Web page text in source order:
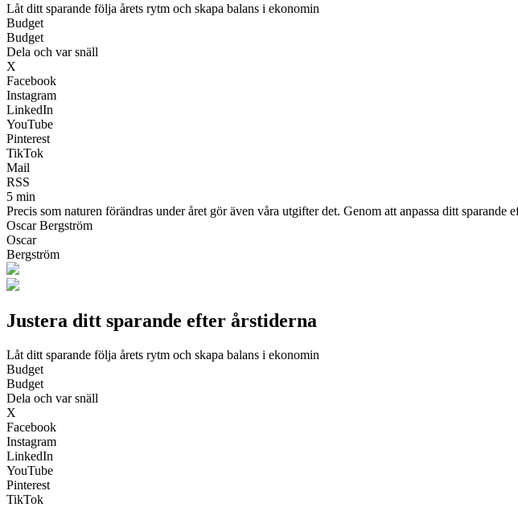
Låt ditt sparande följa årets rytm och skapa balans i ekonomin
Budget
Budget
Dela och var snäll
X
Facebook
Instagram
LinkedIn
YouTube
Pinterest
TikTok
Mail
RSS
5 min
Precis som naturen förändras under året gör även våra utgifter det. Genom att anpassa ditt
Oscar Bergström
Oscar
Bergström
Justera ditt sparande efter årstiderna
Låt ditt sparande följa årets rytm och skapa balans i ekonomin
Budget
Budget
Dela och var snäll
X
Facebook
Instagram
LinkedIn
YouTube
Pinterest
TikTok